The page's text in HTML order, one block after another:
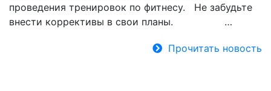
проведения тренировок по фитнесу. Не забудьте
внести коррективы в свои планы. …
Прочитать новость